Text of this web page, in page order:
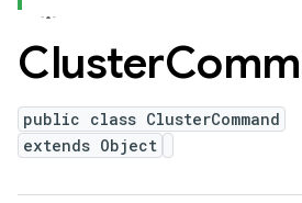
Cluster
public class ClusterCommand
extends Object